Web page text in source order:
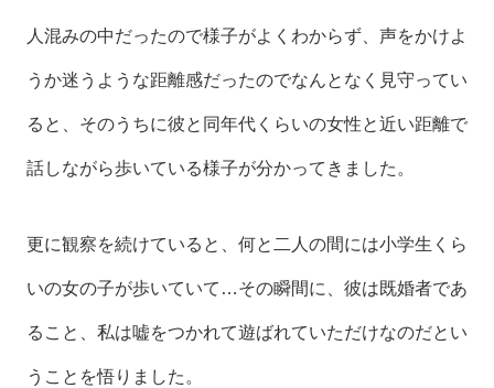
人混みの中だったので様子がよくわからず、声をかけよ
うか迷うような距離感だったのでなんとなく見守ってい
ると、そのうちに彼と同年代くらいの女性と近い距離で
話しながら歩いている様子が分かってきました。
更に観察を続けていると、何と二人の間には小学生くら
いの女の子が歩いていて…その瞬間に、彼は既婚者であ
ること、私は嘘をつかれて遊ばれていただけなのだとい
うことを悟りました。